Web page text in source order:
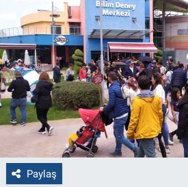
Paylaş
Kütahya
Gezi
Genel
Çevre
Yerel